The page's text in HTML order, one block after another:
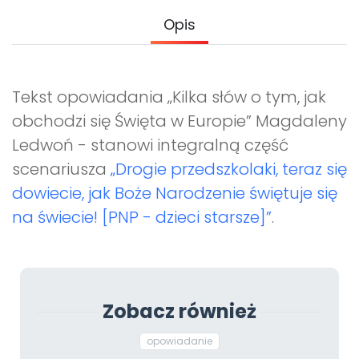
Opis
Tekst opowiadania „Kilka słów o tym, jak
obchodzi się Święta w Europie” Magdaleny
Ledwoń - stanowi integralną część
scenariusza „Drogie przedszkolaki, teraz się
dowiecie, jak Boże Narodzenie świętuje się
na świecie! [PNP - dzieci starsze]”.
Zobacz również
opowiadanie